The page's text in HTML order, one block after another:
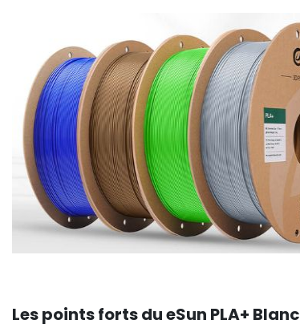
Les points forts du eSun PLA+ Blanc